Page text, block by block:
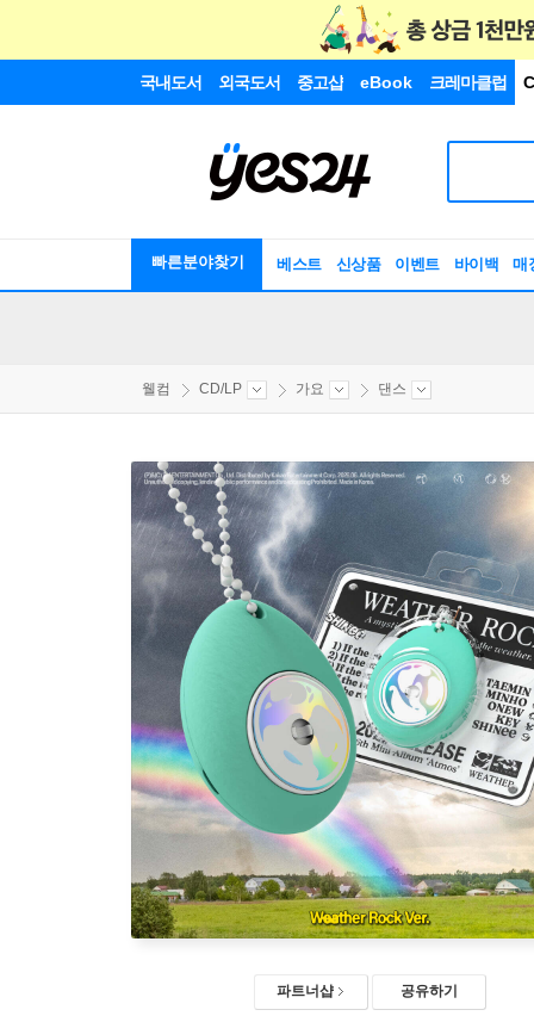
국내도서 외국도서 중고샵 eBook 크레마클럽
빠른분야찾기 베스트 신상품 이벤트 바이백 매
웰컴 CD/LP 가요 댄스
파트너샵 공유하기